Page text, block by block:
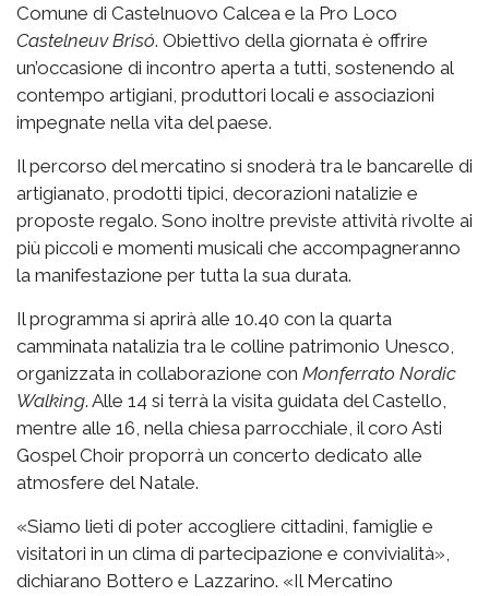
Comune di Castelnuovo Calcea e la Pro Loco
Castelneuv Brisó. Obiettivo della giornata è offrire
un’occasione di incontro aperta a tutti, sostenendo al
contempo artigiani, produttori locali e associazioni
impegnate nella vita del paese.
Il percorso del mercatino si snoderà tra le bancarelle di
artigianato, prodotti tipici, decorazioni natalizie e
proposte regalo. Sono inoltre previste attività rivolte ai
più piccoli e momenti musicali che accompagneranno
la manifestazione per tutta la sua durata.
Il programma si aprirà alle 10.40 con la quarta
camminata natalizia tra le colline patrimonio Unesco,
organizzata in collaborazione con Monferrato Nordic
Walking. Alle 14 si terrà la visita guidata del Castello,
mentre alle 16, nella chiesa parrocchiale, il coro Asti
Gospel Choir proporrà un concerto dedicato alle
atmosfere del Natale.
«Siamo lieti di poter accogliere cittadini, famiglie e
visitatori in un clima di partecipazione e convivialità»,
dichiarano Bottero e Lazzarino. «Il Mercatino